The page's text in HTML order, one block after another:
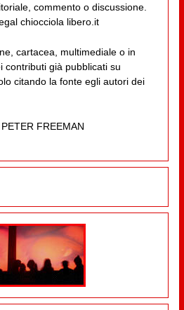
commento o discussione.
chiocciola libero.it
cartacea, multimediale o in
contributi già pubblicati su
citando la fonte egli autori dei
FREEMAN